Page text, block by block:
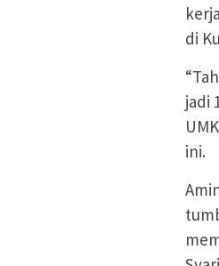
di
jadi
ini.